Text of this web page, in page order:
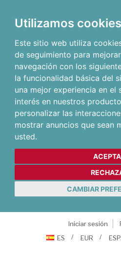
Utilizamos cookies
Este sitio web utiliza
de seguimiento para
navegación con los
la funcionalidad básica del
una mejor experiencia en el
interés en nuestros
personalizar las
mostrar anuncios que sean
usted.
CAMBIAR
Iniciar sesión
ES
EUR